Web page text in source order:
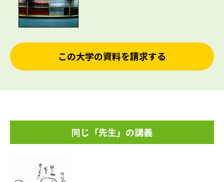
この大学の資料を請求する
同じ「先生」の講義